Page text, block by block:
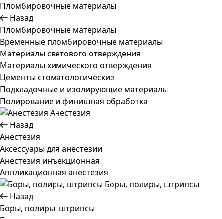
Пломбировочные материалы
Назад
Пломбировочные материалы
Временные пломбировочные материалы
Материалы светового отверждения
Материалы химического отверждения
Цементы стоматологические
Подкладочные и изолирующие материалы
Полирование и финишная обработка
Анестезия
Назад
Анестезия
Аксессуары для анестезии
Анестезия инъекционная
Аппликационная анестезия
Боры, полиры, штрипсы
Назад
Боры, полиры, штрипсы